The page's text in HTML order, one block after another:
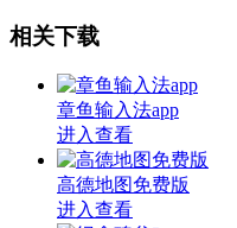
相关下载
章鱼输入法app
进入查看
高德地图免费版
进入查看